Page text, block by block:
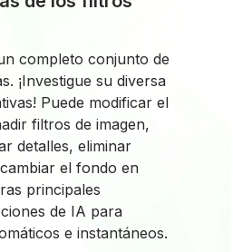
completo conjunto de
¡Investigue su diversa
Puede modificar el
filtros de imagen,
detalles, eliminar
el fondo en
principales
de IA para
e instantáneos.